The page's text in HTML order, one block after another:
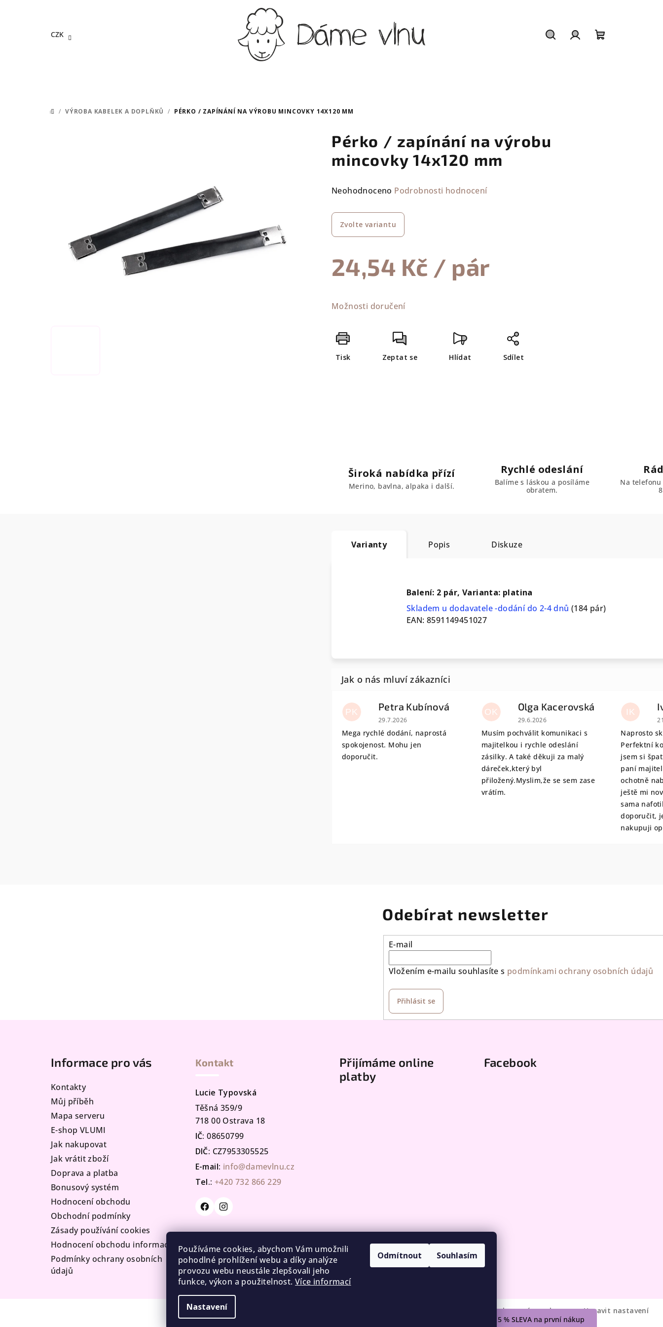
Používáme cookies, abychom Vám umožnili
pohodlné prohlížení webu a díky analýze
provozu webu neustále zlepšovali jeho
funkce, výkon a použitelnost. Více informací
Nastavení
Odmítnout Souhlasím
CZK
DOMŮ
/ VÝROBA KABELEK A DOPLŇKŮ / PÉRKO / ZAPÍNÁNÍ NA VÝROBU MINCOVKY 14X120 MM
Pérko / zapínání na výrobu
mincovky 14x120 mm
Průměrné
produktu
0,0
5
hvězdiček.
Neohodnoceno Podrobnosti hodnocení
Zvolte variantu
24,54 Kč / pár
cena:
Možnosti doručení
Tisk Zeptat se Hlídat Sdílet
Široká nabídka přízí
Merino, bavlna, alpaka i další.
Rychlé odeslání
Balíme s láskou a posíláme
obratem.
Na
Varianty Popis Diskuze
Balení: 2 pár, Varianta: platina
Skladem u dodavatele -dodání do 2-4 dnů (184 pár)
EAN: 8591149451027
PK Petra Kubínová
Hodnocení obchodu je 5 z 5 hvězdiček.
29.7.2026
Mega rychlé dodání, naprostá
spokojenost. Mohu jen
doporučit.
OK Olga Kacerovská
Hodnocení obchodu je 5 z 5 hvězdiček.
29.6.2026
Musím pochválit komunikaci s
majitelkou i rychle odeslání
zásilky. A také děkuji za malý
dáreček,který byl
přiložený.Myslim,že se sem zase
vrátím.
IK
Naprosto
Perfektní
jsem si
paní
ochotně
ještě mi
sama
doporučit,
nakupuji
Odebírat newsletter
E-mail
Vložením e-mailu souhlasíte s podmínkami ochrany osobních údajů
Přihlásit se
Informace pro vás
Kontakty
Můj příběh
Mapa serveru
E-shop VLUMI
Jak nakupovat
Jak vrátit zboží
Doprava a platba
Bonusový systém
Hodnocení obchodu
Obchodní podmínky
Zásady používání cookies
Hodnocení obchodu informace
Podmínky ochrany osobních
údajů
Kontakt
Lucie Typovská
Těšná 359/9
718 00 Ostrava 18
IČ: 08650799
DIČ: CZ7953305525
E-mail: info@damevlnu.cz
Tel.: +420 732 866 229
Přijímáme online
platby
Facebook
. Všechna práva vyhrazena.Upravit nastavení
5 % SLEVA na první nákup